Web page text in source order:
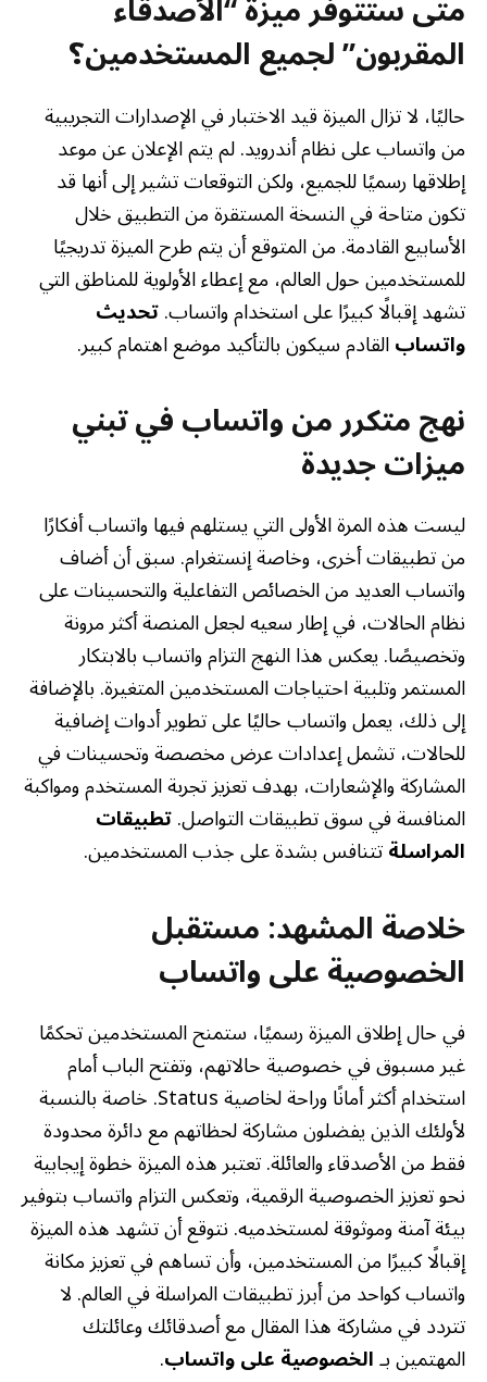
المقربون” لجميع المستخدمين؟
حاليًا، لا تزال الميزة قيد الاختبار في الإصدارات التجريبية
من واتساب على نظام أندرويد. لم يتم الإعلان عن موعد
إطلاقها رسميًا للجميع، ولكن التوقعات تشير إلى أنها قد
تكون متاحة في النسخة المستقرة من التطبيق خلال
الأسابيع القادمة. من المتوقع أن يتم طرح الميزة تدريجيًا
للمستخدمين حول العالم، مع إعطاء الأولوية للمناطق التي
تشهد إقبالًا كبيرًا على استخدام واتساب.تحديث
واتسابالقادم سيكون بالتأكيد موضع اهتمام كبير.
نهج متكرر من واتساب في تبني
ميزات جديدة
ليست هذه المرة الأولى التي يستلهم فيها واتساب أفكارًا
من تطبيقات أخرى، وخاصة إنستغرام. سبق أن أضاف
واتساب العديد من الخصائص التفاعلية والتحسينات على
نظام الحالات، في إطار سعيه لجعل المنصة أكثر مرونة
وتخصيصًا. يعكس هذا النهج التزام واتساب بالابتكار
المستمر وتلبية احتياجات المستخدمين المتغيرة. بالإضافة
إلى ذلك، يعمل واتساب حاليًا على تطوير أدوات إضافية
للحالات، تشمل إعدادات عرض مخصصة وتحسينات في
المشاركة والإشعارات، بهدف تعزيز تجربة المستخدم ومواكبة
المنافسة في سوق تطبيقات التواصل.تطبيقات
المراسلةتتنافس بشدة على جذب المستخدمين.
خلاصة المشهد: مستقبل
الخصوصية على واتساب
في حال إطلاق الميزة رسميًا، ستمنح المستخدمين تحكمًا
غير مسبوق في خصوصية حالاتهم، وتفتح الباب أمام
استخدام أكثر أمانًا وراحة لخاصية Status. خاصة بالنسبة
لأولئك الذين يفضلون مشاركة لحظاتهم مع دائرة محدودة
فقط من الأصدقاء والعائلة. تعتبر هذه الميزة خطوة إيجابية
نحو تعزيز الخصوصية الرقمية، وتعكس التزام واتساب بتوفير
بيئة آمنة وموثوقة لمستخدميه. نتوقع أن تشهد هذه الميزة
إقبالًا كبيرًا من المستخدمين، وأن تساهم في تعزيز مكانة
واتساب كواحد من أبرز تطبيقات المراسلة في العالم. لا
تتردد في مشاركة هذا المقال مع أصدقائك وعائلتك
المهتمين بـالخصوصية على واتساب.